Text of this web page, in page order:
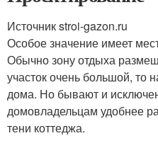
Источник stroi-gazon.ru
Особое значение имеет
Обычно зону отдыха
участок очень большой, то
дома. Но бывают и
домовладельцам удобнее
тени коттеджа.